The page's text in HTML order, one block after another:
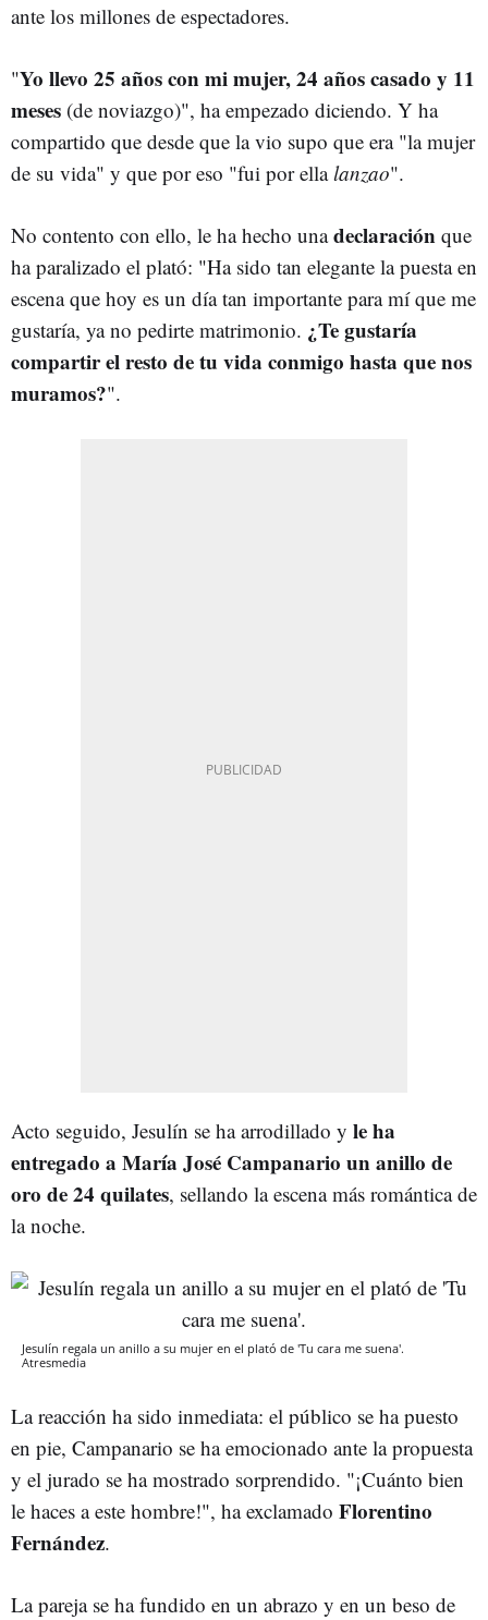
ante los millones de espectadores.
"Yo llevo 25 años con mi mujer, 24 años casado y 11
meses (de noviazgo)", ha empezado diciendo. Y ha
compartido que desde que la vio supo que era "la mujer
de su vida" y que por eso "fui por ellalanzao".
No contento con ello, le ha hecho unadeclaración que
ha paralizado el plató: "Ha sido tan elegante la puesta en
escena que hoy es un día tan importante para mí que me
gustaría, ya no pedirte matrimonio. ¿Te gustaría
compartir el resto de tu vida conmigo hasta que nos
muramos?".
Acto seguido, Jesulín se ha arrodillado y le ha
entregado a María José Campanario un anillo de
oro de 24 quilates, sellando la escena más romántica de
la noche.
Jesulín regala un anillo a su mujer en el plató de 'Tu cara me suena'.
Atresmedia
La reacción ha sido inmediata: el público se ha puesto
en pie, Campanario se ha emocionado ante la propuesta
y el jurado se ha mostrado sorprendido. "¡Cuánto bien
le haces a este hombre!", ha exclamado Florentino
Fernández.
La pareja se ha fundido en un abrazo y en un beso de